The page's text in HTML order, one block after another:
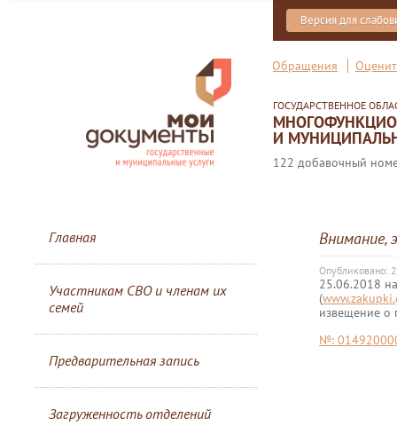
Версия для
Обращения
ГОСУДАРСТВЕННОЕ
И
122 добавочный
Главная
Участникам СВО и членам их
семей
Предварительная запись
Загруженность отделений
Внимание,
Опубликовано:
25.06.2018
(
извещение о
№: